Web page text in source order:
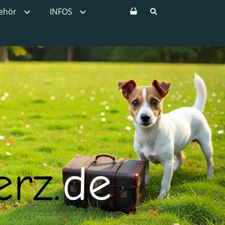
INFOS